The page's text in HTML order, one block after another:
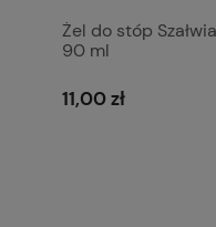
Żel do stóp
90 ml
11,00 zł